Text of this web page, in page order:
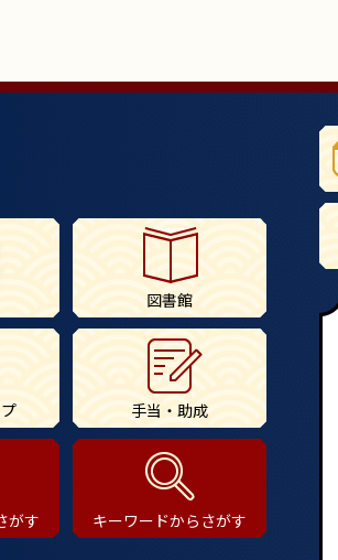
図書館
手当・助成
がす キーワードからさがす